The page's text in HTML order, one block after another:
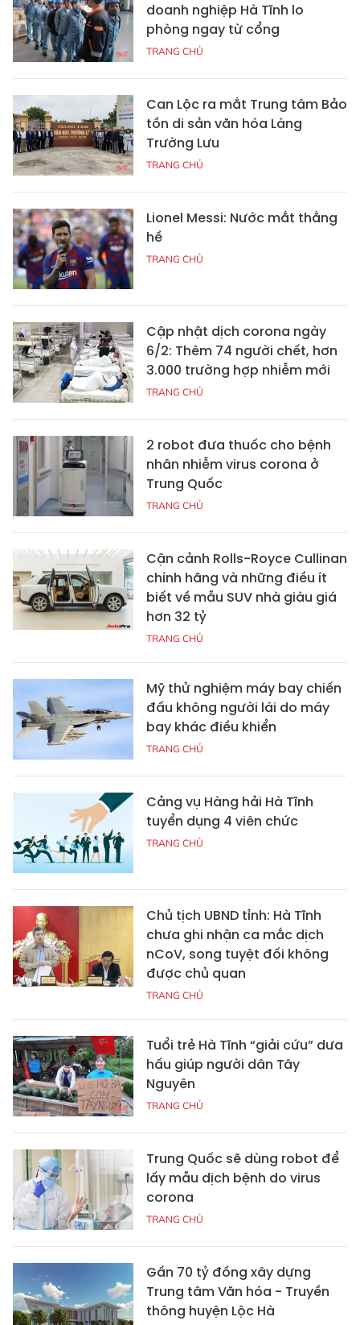
doanh nghiệp Hà Tĩnh lo
phòng ngay từ cổng
TRANG CHỦ
Can Lộc ra mắt Trung tâm Bảo
tồn di sản văn hóa Làng
Trường Lưu
TRANG CHỦ
Lionel Messi: Nước mắt thằng
hề
TRANG CHỦ
Cập nhật dịch corona ngày
6/2: Thêm 74 người chết, hơn
3.000 trường hợp nhiễm mới
TRANG CHỦ
2 robot đưa thuốc cho bệnh
nhân nhiễm virus corona ở
Trung Quốc
TRANG CHỦ
Cận cảnh Rolls-Royce Cullinan
chính hãng và những điều ít
biết về mẫu SUV nhà giàu giá
hơn 32 tỷ
TRANG CHỦ
Mỹ thử nghiệm máy bay chiến
đấu không người lái do máy
bay khác điều khiển
TRANG CHỦ
Cảng vụ Hàng hải Hà Tĩnh
tuyển dụng 4 viên chức
TRANG CHỦ
Chủ tịch UBND tỉnh: Hà Tĩnh
chưa ghi nhận ca mắc dịch
nCoV, song tuyệt đối không
được chủ quan
TRANG CHỦ
Tuổi trẻ Hà Tĩnh “giải cứu” dưa
hấu giúp người dân Tây
Nguyên
TRANG CHỦ
Trung Quốc sẽ dùng robot để
lấy mẫu dịch bệnh do virus
corona
TRANG CHỦ
Gần 70 tỷ đồng xây dựng
Trung tâm Văn hóa - Truyền
thông huyện Lộc Hà